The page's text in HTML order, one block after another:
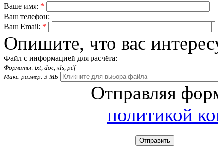
Ваше имя: *
Ваш телефон:
Ваш Email: *
Опишите, что вас
Файл с информацией для расчёта:
Форматы: txt, doc, xls, pdf
Макс. размер: 3 МБ
Отправляя
политикой
Отправить